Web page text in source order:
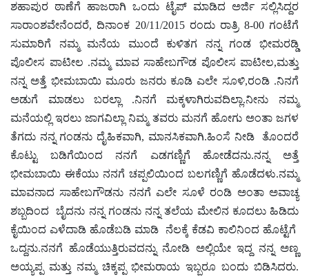
ಶಹಾಪುರ ಠಾಣೆಗೆ ಹಾಜರಾಗಿ ಒಂದು ಟೈಪ್ ಮಾಡಿದ ಅರ್ಜಿ ಸಲ್ಲಿಸಿದ್ದರ
ಸಾರಾಂಶವೇನೆಂದರೆ, ದಿನಾಂಕ 20/11/2015 ರಂದು ರಾತ್ರಿ 8-00 ಗಂಟೆಗೆ
ಸುಮಾರಿಗೆ ನಮ್ಮ ಮನೆಯ ಮುಂದೆ ಕುಳಿತಗ ನನ್ನ ಗಂಡ ಭೀಮರಡ್ಡಿ
ಪೊಲೀಸ ಪಾಟೀಲ .ನಮ್ಮ ಮಾವ ಸಾಹೇಬಗೌಡ ಪೊಲೀಸ ಪಾಟೀಲ,ಮತ್ತು
ನನ್ನ ಅತ್ತೆ ಭೀಮಬಾಯಿ ಮೂರು ಜನರು ಕೂಡಿ ಎಲೇ ಸೂಳಿ,ರಂಡಿ .ನಿನಗೆ
ಅಡುಗೆ ಮಾಡಲು ಬರಲ್ಲಾ .ನಿನಗೆ ಮಕ್ಕಳಾಗಿರುವದಿಲ್ಲಾ.ನೀನು ನಮ್ಮ
ಮನೆಯಲ್ಲಿ ಇರಲು ಜಾಗವಿಲ್ಲಾ ನಿಮ್ಮ ತವರು ಮನಗೆ ಹೋಗು ಅಂತಾ ಜಗಳ
ತೆಗದು ನನ್ನ ಗಂಡನು ದೈಹಿಕವಾಗಿ, ಮಾನಸಿಕವಾಗಿ.ಹಿಂಸೆ ನೀಡಿ ತೊಂದರೆ
ಕೊಟ್ಟು ಬಡಿಗೆಯಿಂದ ನನಗೆ ಎಡಗಣ್ಣಿಗೆ ಹೋಡೆದನು.ನನ್ನ ಅತ್ತೆ
ಭೀಮಬಾಯಿ ಈಕೆಯು ನನಗೆ ಚಪ್ಪಲಿಯಿಂದ ಬಲಗಣ್ಣಿಗೆ ಹೊಡೆದಳು.ನಮ್ಮ
ಮಾವನಾದ ಸಾಹೇಬಗೌಡನು ನನಗೆ ಎಲೇ ಸೂಳೆ ರಂಡಿ ಅಂತಾ ಅವಾಚ್ಯ
ಶಬ್ಬದಿಂದ ಬೈದನು ನನ್ನ ಗಂಡನು ನನ್ನ ತಲೆಯ ಮೇಲಿನ ಕೂದಲು ಹಿಡಿದು
ಕೈಯಿಂದ ಎಳೆದಾಡಿ ಹೊಡೆಬಡಿ ಮಾಡಿ ನೆಲಕ್ಕೆ ಕೆಡವಿ ಕಾಲಿನಿಂದ ಹೊಟ್ಟೆಗೆ
ಒದ್ದನು.ನನಗೆ ಹೊಡೆಯುತ್ತಿರುವದನ್ನು ನೋಡಿ ಅಲ್ಲಿಯೇ ಇದ್ದ ನನ್ನ ಅಣ್ಣ
ಅಯ್ಯಪ್ಪ ಮತ್ತು ನಮ್ಮ ಚಿಕ್ಕಪ್ಪ ಭೀಮರಾಯ ಇಬ್ಬರೂ ಬಂದು ಬಿಡಿಸಿದರು.